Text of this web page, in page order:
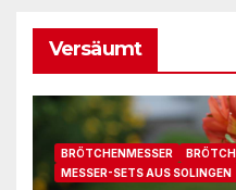
Versäumt
BRÖTCHENMESSER
MESSER-SETS AUS SOLINGEN